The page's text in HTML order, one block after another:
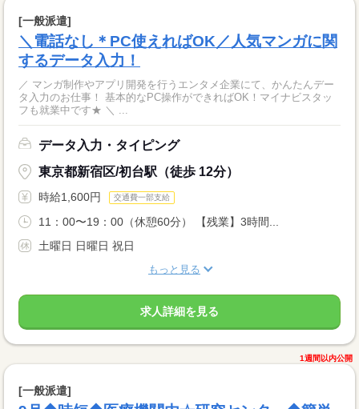
[一般派遣]
＼電話なし＊PC使えればOK／人気マンガに関
するデータ入力！
／ マンガ制作やアプリ開発を行うエンタメ企業にて、かんたんデー
タ入力のお仕事！ 基本的なPC操作ができればOK！マイナビスタッ
フも就業中です★ ＼ ...
データ入力・タイピング
東京都新宿区/初台駅（徒歩 12分）
時給1,600円 交通費一部支給
11：00〜19：00（休憩60分） 【残業】3時間...
土曜日 日曜日 祝日
もっと見る
求人詳細を見る
1週間以内公開
[一般派遣]